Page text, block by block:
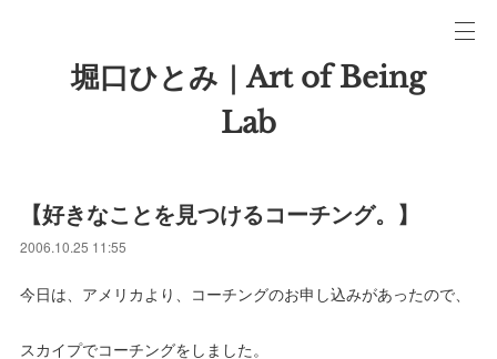
堀口ひとみ｜Art of Being
Lab
【好きなことを見つけるコーチング。】
2006.10.25 11:55
今日は、アメリカより、コーチングのお申し込みがあったので、
スカイプでコーチングをしました。